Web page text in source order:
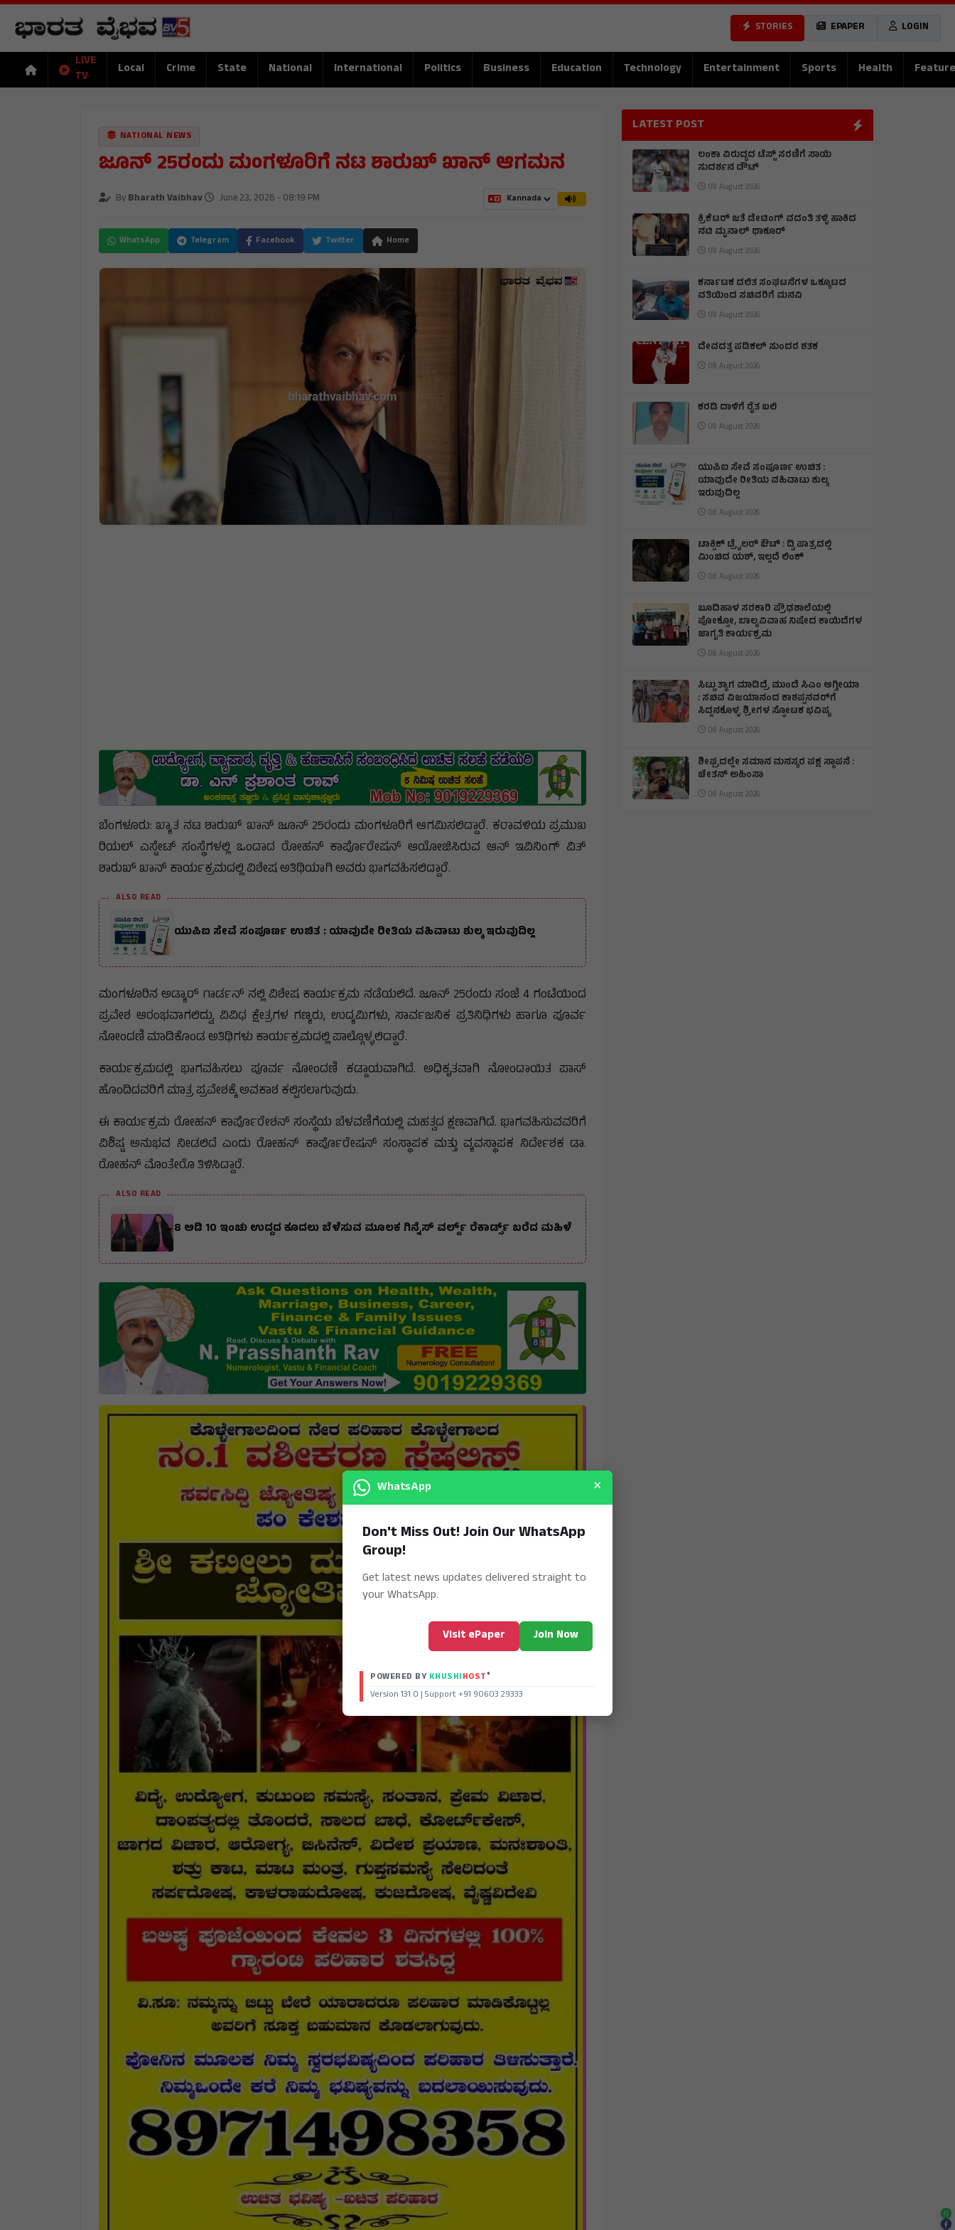
STORIES EPAPER LOGIN
LIVE
TV
Local Crime State National International Politics Business Education Technology Entertainment Sports Health Feature
NATIONAL NEWS
ಜೂನ್ 25ರಂದು ಮಂಗಳೂರಿಗೆ ನಟ ಶಾರುಖ್ ಖಾನ್ ಆಗಮನ
ByBharath Vaibhav June 23, 2026 - 08:19 PM
WhatsApp Telegram Facebook Twitter Home
ಬೆಂಗಳೂರು: ಖ್ಯಾತ ನಟ ಶಾರುಖ್ ಖಾನ್ ಜೂನ್ 25ರಂದು ಮಂಗಳೂರಿಗೆ ಆಗಮಿಸಲಿದ್ದಾರೆ. ಕರಾವಳಿಯ ಪ್ರಮುಖ
ರಿಯಲ್ ಎಸ್ಟೇಟ್ ಸಂಸ್ಥೆಗಳಲ್ಲಿ ಒಂದಾದ ರೋಹನ್ ಕಾರ್ಪೊರೇಷನ್ ಆಯೋಜಿಸಿರುವ ಆನ್ ಇವಿನಿಂಗ್ ವಿತ್
ಶಾರುಖ್ ಖಾನ್ ಕಾರ್ಯಕ್ರಮದಲ್ಲಿ ವಿಶೇಷ ಅತಿಥಿಯಾಗಿ ಅವರು ಭಾಗವಹಿಸಲಿದ್ದಾರೆ.
ALSO READ
ಯುಪಿಐ ಸೇವೆ ಸಂಪೂರ್ಣ ಉಚಿತ : ಯಾವುದೇ ರೀತಿಯ ವಹಿವಾಟು ಶುಲ್ಕ ಇರುವುದಿಲ್ಲ
ಮಂಗಳೂರಿನ ಅಡ್ಯಾರ್ ಗಾರ್ಡನ್ ನಲ್ಲಿ ವಿಶೇಷ ಕಾರ್ಯಕ್ರಮ ನಡೆಯಲಿದೆ. ಜೂನ್ 25ರಂದು ಸಂಜೆ 4 ಗಂಟೆಯಿಂದ
ಪ್ರವೇಶ ಆರಂಭವಾಗಲಿದ್ದು, ವಿವಿಧ ಕ್ಷೇತ್ರಗಳ ಗಣ್ಯರು, ಉದ್ಯಮಿಗಳು, ಸಾರ್ವಜನಿಕ ಪ್ರತಿನಿಧಿಗಳು ಹಾಗೂ ಪೂರ್ವ
ನೋಂದಣಿ ಮಾಡಿಕೊಂಡ ಅತಿಥಿಗಳು ಕಾರ್ಯಕ್ರಮದಲ್ಲಿ ಪಾಲ್ಗೊಳ್ಳಲಿದ್ದಾರೆ.
ಕಾರ್ಯಕ್ರಮದಲ್ಲಿ ಭಾಗವಹಿಸಲು ಪೂರ್ವ ನೋಂದಣಿ ಕಡ್ಡಾಯವಾಗಿದೆ. ಅಧಿಕೃತವಾಗಿ ನೋಂದಾಯಿತ ಪಾಸ್
ಹೊಂದಿದವರಿಗೆ ಮಾತ್ರ ಪ್ರವೇಶಕ್ಕೆ ಅವಕಾಶ ಕಲ್ಪಿಸಲಾಗುವುದು.
ಈ ಕಾರ್ಯಕ್ರಮ ರೋಹನ್ ಕಾರ್ಪೊರೇಶನ್ ಸಂಸ್ಥೆಯ ಬೆಳವಣಿಗೆಯಲ್ಲಿ ಮಹತ್ವದ ಕ್ಷಣವಾಗಿದೆ. ಭಾಗವಹಿಸುವವರಿಗೆ
ವಿಶಿಷ್ಟ ಅನುಭವ ನೀಡಲಿದೆ ಎಂದು ರೋಹನ್ ಕಾರ್ಪೊರೇಷನ್ ಸಂಸ್ಥಾಪಕ ಮತ್ತು ವ್ಯವಸ್ಥಾಪಕ ನಿರ್ದೇಶಕ ಡಾ.
ರೋಹನ್ ಮೊಂತೇರೊ ತಿಳಿಸಿದ್ದಾರೆ.
ALSO READ
8 ಅಡಿ 10 ಇಂಚು ಉದ್ದದ ಕೂದಲು ಬೆಳೆಸುವ ಮೂಲಕ ಗಿನ್ನೆಸ್ ವರ್ಲ್ಡ್ ರೆಕಾರ್ಡ್ಸ್ ಬರೆದ ಮಹಿಳೆ
LATEST POST
ಲಂಕಾ ವಿರುದ್ಧದ ಟೆಸ್ಟ್ ಸರಣಿಗೆ ಸಾಯಿ
ಸುದರ್ಶನ ಡೌಟ್
08 August 2026
ಕ್ರಿಕೆಟರ್ ಜತೆ ಡೇಟಿಂಗ್ ವದಂತಿ ತಳ್ಳಿ ಹಾಕಿದ
ನಟಿ ಮೃನಾಲ್ ಥಾಕೂರ್
08 August 2026
ಕರ್ನಾಟಕ ದಲಿತ ಸಂಘಟನೆಗಳ ಒಕ್ಕೂಟದ
ವತಿಯಿಂದ ಸಚಿವರಿಗೆ ಮನವಿ
08 August 2026
ದೇವದತ್ತ ಪಡಿಕಲ್ ಸುಂದರ ಶತಕ
08 August 2026
ಕರಡಿ ದಾಳಿಗೆ ರೈತ ಬಲಿ
08 August 2026
ಯುಪಿಐ ಸೇವೆ ಸಂಪೂರ್ಣ ಉಚಿತ :
ಯಾವುದೇ ರೀತಿಯ ವಹಿವಾಟು ಶುಲ್ಕ
ಇರುವುದಿಲ್ಲ
08 August 2026
ಟಾಕ್ಸಿಕ್ ಟ್ರೈಲರ್ ಔಟ್ : ದ್ವಿ ಪಾತ್ರದಲ್ಲಿ
ಮಿಂಚಿದ ಯಶ್, ಇಲ್ಲದೆ ಲಿಂಕ್
08 August 2026
ಬೂದಿಹಾಳ ಸರಕಾರಿ ಪ್ರೌಢಶಾಲೆಯಲ್ಲಿ
ಪೋಕ್ಸೋ, ಬಾಲ್ಯವಿವಾಹ ನಿಷೇದ ಕಾಯಿದೆಗಳ
ಜಾಗೃತಿ ಕಾರ್ಯಕ್ರಮ
08 August 2026
ಸಿಟ್ಟು ತ್ಯಾಗ ಮಾಡಿದ್ರೆ ಮುಂದೆ ಸಿಎಂ ಆಗ್ತೀಯಾ
: ಸಚಿವ ವಿಜಯಾನಂದ ಕಾಶಪ್ಪನವರ್‌ಗೆ
ಸಿದ್ದನಕೊಳ್ಳ ಶ್ರೀಗಳ ಸ್ಫೋಟಕ ಭವಿಷ್ಯ
08 August 2026
ಶೀಘ್ರದಲ್ಲೇ ಸಮಾನ ಮನಸ್ಕರ ಪಕ್ಷ ಸ್ಥಾಪನೆ :
ಚೇತನ್ ಅಹಿಂಸಾ
08 August 2026
WhatsApp ×
Don't Miss Out! Join Our WhatsApp
Group!
Get latest news updates delivered straight to
your WhatsApp.
Visit ePaper Join Now
POWERED BY KHUSHIHOST®
Version 131.0 | Support +91 90603 29333